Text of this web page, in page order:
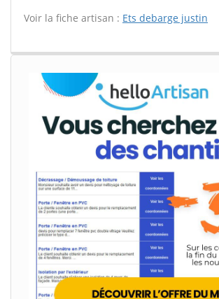
Voir la fiche artisan : Ets debarge justin